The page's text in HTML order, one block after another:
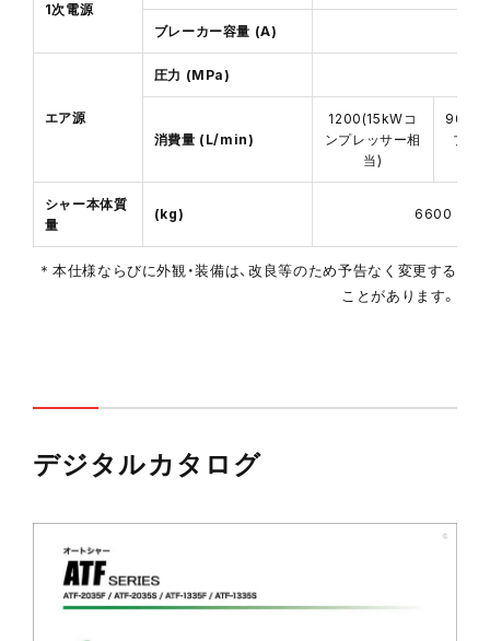
1次電源
ブレーカー容量 (A)
エア源
圧力 (MPa)
消費量 (L/min)
1200(15kWコ
ンプレッサー相
当)
プレ
シャー本体質
量
(kg) 6600
＊本仕様ならびに外観・装備は、改良等のため予告なく変更する
ことがあります。
デジタルカタログ